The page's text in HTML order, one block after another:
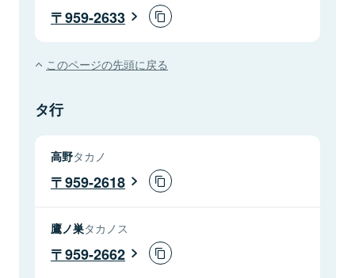
959-2633
このページの先頭に戻る
タ行
高野タカノ
959-2618
鷹ノ巣タカノス
959-2662